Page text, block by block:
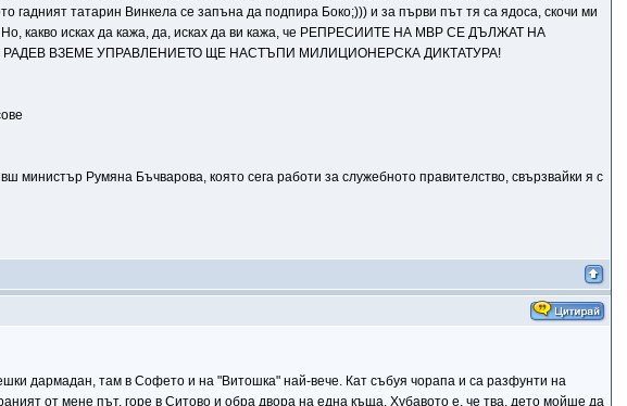
татарин Винкела се запъна да подпира Боко;))) и за първи път тя са ядоса, скочи ми
Но, какво исках да кажа, да, исках да ви кажа, че РЕПРЕСИИТЕ НА МВР СЕ ДЪЛЖАТ НА
ВЗЕМЕ УПРАВЛЕНИЕТО ЩЕ НАСТЪПИ МИЛИЦИОНЕРСКА ДИКТАТУРА!
министър Румяна Бъчварова, която сега работи за служебното правителство, свързвайки я с
дармадан, там в Софето и на "Витошка" най-вече. Кат събуя чорапа и са разфунти на
от мене път, горе в Ситово и обра двора на една къща. Хубавото е, че тва, дето мойше да